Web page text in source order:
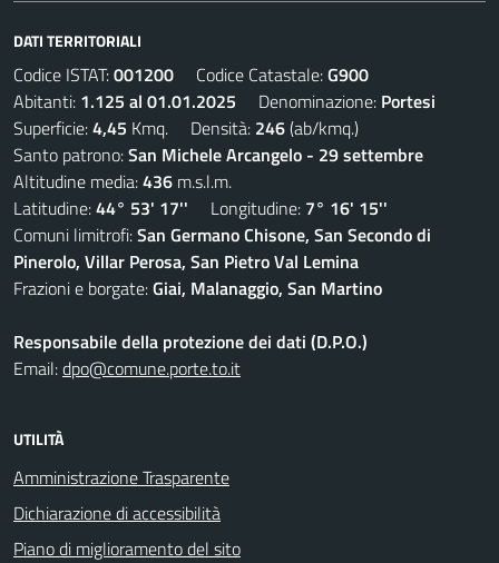
DATI TERRITORIALI
Codice ISTAT:001200 Codice Catastale:G900
Abitanti: 1.125 al 01.01.2025 Denominazione: Portesi
Superficie:4,45 Kmq. Densità: 246(ab/kmq.)
Santo patrono:San Michele Arcangelo - 29 settembre
Altitudine media:436 m.s.l.m.
Latitudine:44° 53' 17'' Longitudine: 7° 16' 15''
Comuni limitrofi:San Germano Chisone, San Secondo di
Pinerolo, Villar Perosa, San Pietro Val Lemina
Frazioni e borgate:Giai, Malanaggio, San Martino
Responsabile della protezione dei dati (D.P.O.)
Email:dpo@comune.porte.to.it
UTILITÀ
Amministrazione Trasparente
Dichiarazione di accessibilità
Piano di miglioramento del sito